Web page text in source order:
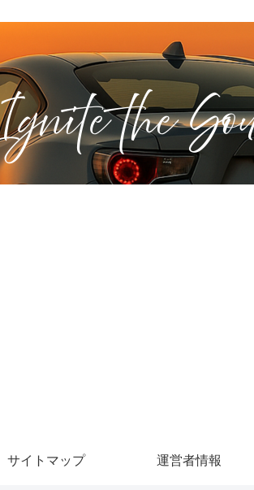
サイトマップ 運営者情報